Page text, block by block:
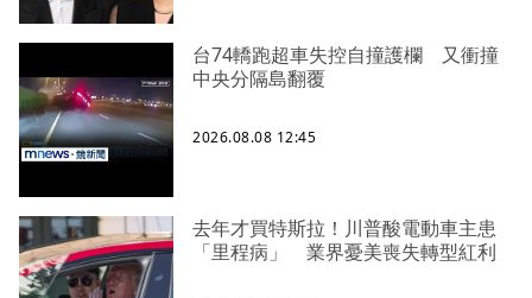
台74轎跑超車失控自撞護欄 又衝撞
中央分隔島翻覆
2026.08.08 12:45
去年才買特斯拉！川普酸電動車主患
「里程病」 業界憂美喪失轉型紅利